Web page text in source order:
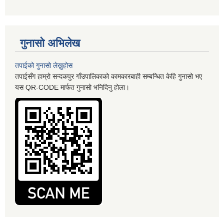
गुनासो अभिलेख
तपाईको गुनासो लेख्नुहोस
तपाईसँग हाम्रो सन्दकपुर गाँउपालिकाको कामकारबाही सम्बन्धित केहि गुनासो भए
यस QR-CODE मार्फत गुनासो भनिदिनु होला।